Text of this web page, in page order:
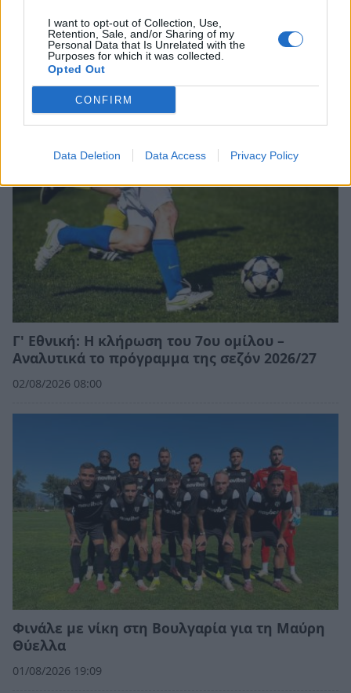
I want to opt-out of Collection, Use,
Retention, Sale, and/or Sharing of my
Personal Data that Is Unrelated with the
Purposes for which it was collected.
Opted Out
CONFIRM
Data Deletion Data Access Privacy Policy
Σχετικά Άρθρα
Γ' Εθνική: Η κλήρωση του 7ου ομίλου –
Αναλυτικά το πρόγραμμα της σεζόν 2026/27
02/08/2026 08:00
Φινάλε με νίκη στη Βουλγαρία για τη Μαύρη
Θύελλα
01/08/2026 19:09